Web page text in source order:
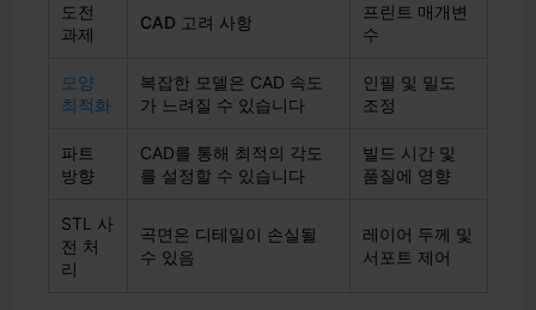
도전
과제
CAD 고려 사항
프린트 매개변
수
모양
최적화
복잡한 모델은 CAD 속도
가 느려질 수 있습니다
인필 및 밀도
조정
파트
방향
CAD를 통해 최적의 각도
를 설정할 수 있습니다
빌드 시간 및
품질에 영향
STL 사
전 처
리
곡면은 디테일이 손실될
수 있음
레이어 두께 및
서포트 제어